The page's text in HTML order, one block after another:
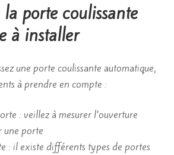
porte coulissante
à installer
une porte coulissante automatique,
à prendre en compte :
: veillez à mesurer l’ouverture
une porte
: il existe différents types de portes